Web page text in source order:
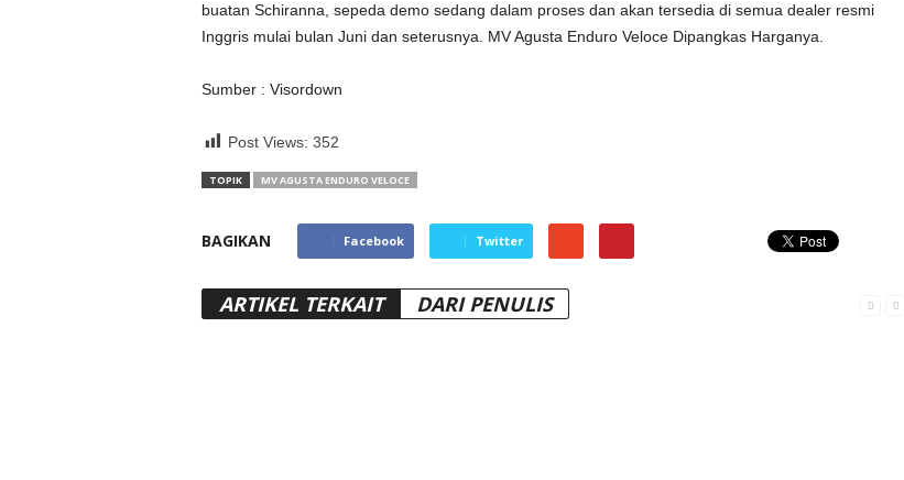
buatan Schiranna, sepeda demo sedang dalam proses dan akan tersedia di semua dealer resmi
Inggris mulai bulan Juni dan seterusnya. MV Agusta Enduro Veloce Dipangkas Harganya.
Sumber : Visordown
Post Views: 352
TOPIK MV AGUSTA ENDURO VELOCE
BAGIKAN Facebook Twitter
ARTIKEL TERKAIT DARI PENULIS